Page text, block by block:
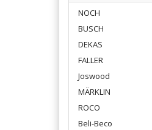
NOCH
BUSCH
DEKAS
FALLER
Joswood
MÄRKLIN
ROCO
Beli-Beco